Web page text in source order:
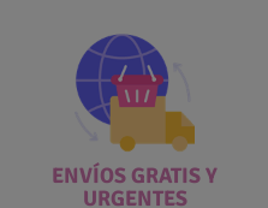
ENVÍOS GRATIS Y
URGENTES